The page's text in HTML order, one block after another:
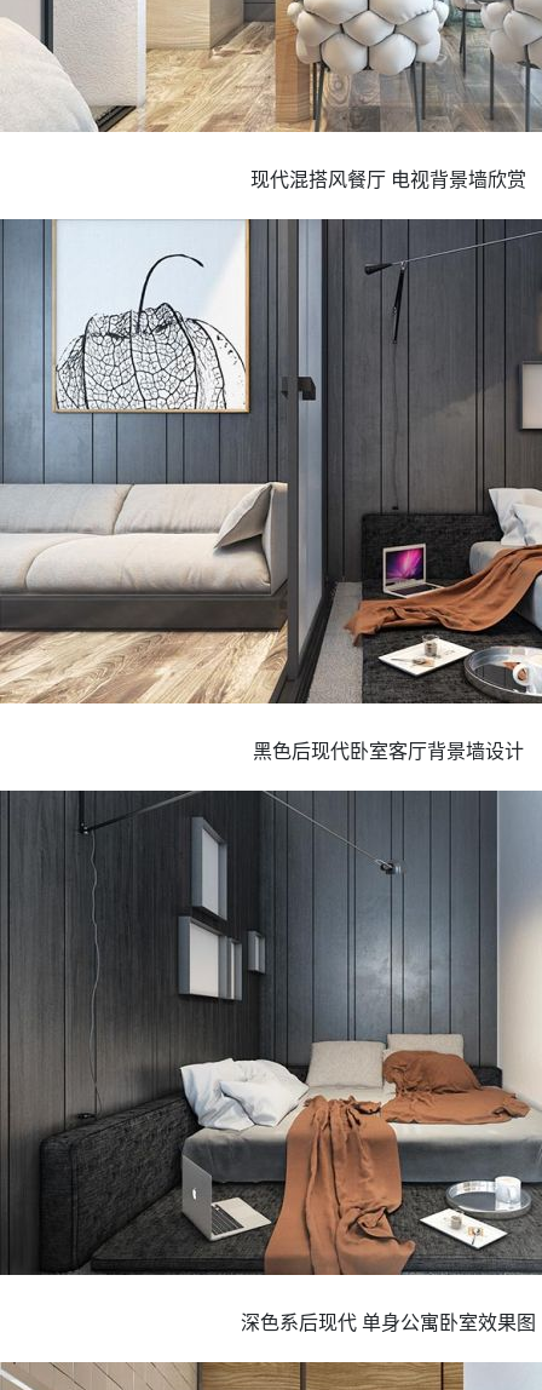
现代混搭风餐厅 电视背景墙欣赏
黑色后现代卧室客厅背景墙设计
深色系后现代 单身公寓卧室效果图